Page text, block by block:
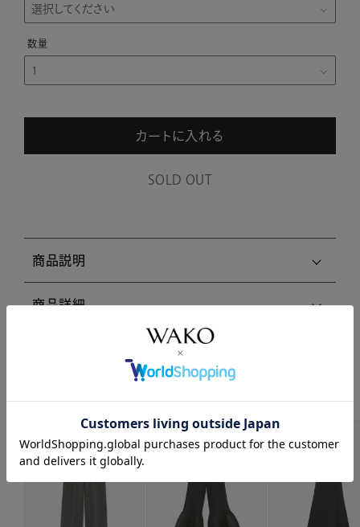
カートに入れる
SOLD OUT
商品説明
商品詳細
注意事項・キャンセル・返品
関連商品はこちら